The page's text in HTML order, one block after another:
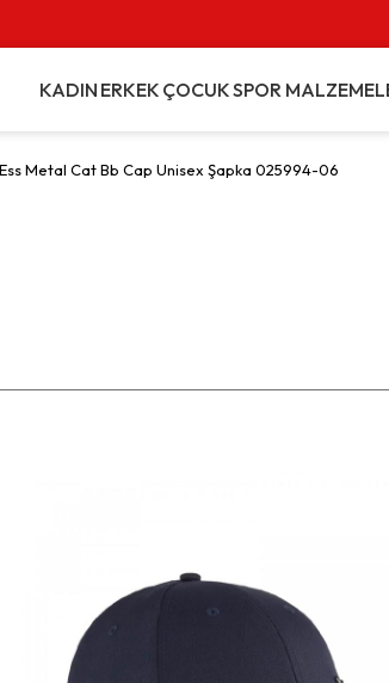
KADIN ERKEK ÇOCUKSPOR
Ess Metal Cat Bb Cap Unisex Şapka 025994-06